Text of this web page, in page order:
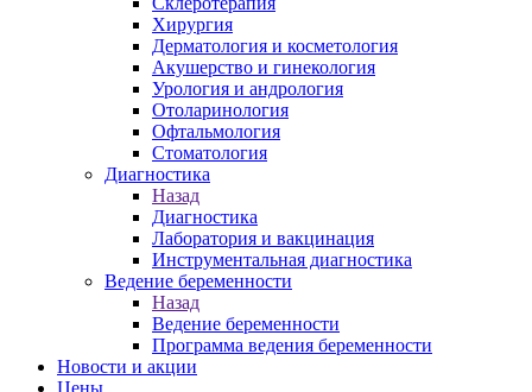
Хирургия
Дерматология и косметология
Акушерство и гинекология
Урология и андрология
Отоларинология
Офтальмология
Стоматология
Диагностика
Назад
Диагностика
Лаборатория и вакцинация
Инструментальная диагностика
Ведение беременности
Назад
Ведение беременности
Программа ведения беременности
Новости и акции
Цены